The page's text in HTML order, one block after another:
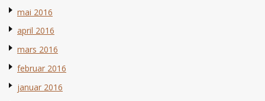
mai 2016
april 2016
mars 2016
februar 2016
januar 2016